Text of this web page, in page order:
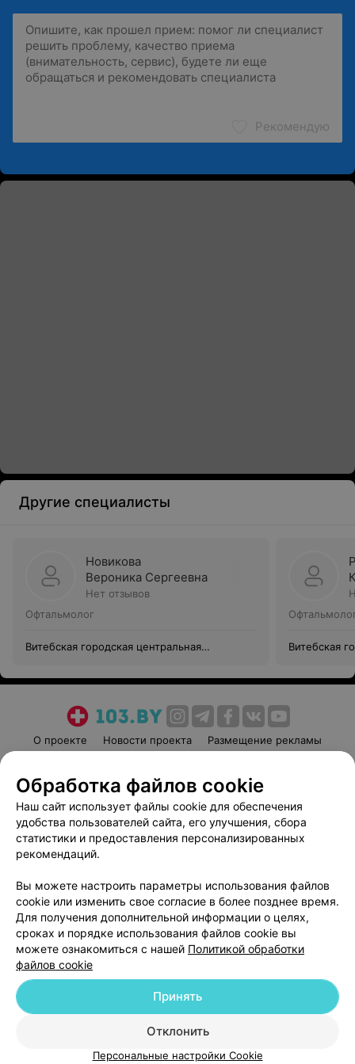
Рекомендую
Другие специалисты
Новикова
Вероника Сергеевна
Нет отзывов
Офтальмолог
Витебская городская центральная
Витебская
О проекте Новости проекта
Размещение рекламы
Пользовательское соглашение
Способы оплаты
Вакансии
Партнеры
Написать руководителю 103.by
Обработка персональных данных
© 2026 ООО «Артокс Лаб», УНП 191700409
| 220012, Республика Беларусь,
Служба поддержки +375 291212755
Обработка файлов cookie
Наш сайт использует файлы cookie для обеспечения
удобства пользователей сайта, его улучшения, сбора
статистики и предоставления персонализированных
рекомендаций.
Вы можете настроить параметры использования файлов
cookie или изменить свое согласие в более позднее время.
Для получения дополнительной информации о целях,
сроках и порядке использования файлов cookie вы
можете ознакомиться с нашей Политикой обработки
файлов cookie
Отклонить
Принять
Персональные настройки Cookie